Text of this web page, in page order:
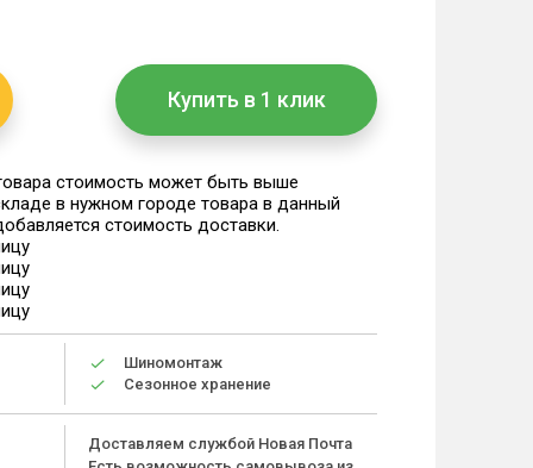
Купить в 1 клик
стоимость может быть выше
в нужном городе товара в данный
стоимость доставки.
Шиномонтаж
Сезонное хранение
Доставляем службой Новая Почта